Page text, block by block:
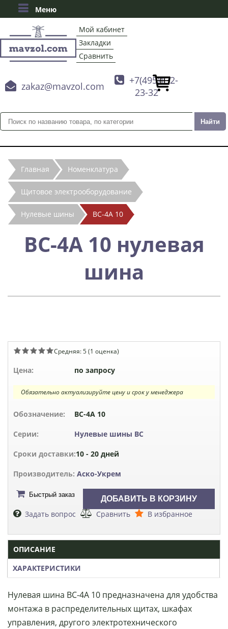
Меню
Мой кабинет
Закладки
Сравнить
 zakaz@mavzol.com
 +7(495)132-
23-32
Главная Номенклатура
Щитовое электрооборудование
Нулевые шины ВС-4А 10
ВС-4А 10 нулевая
шина
Средняя:5(1 оценка)
Цена: по запросу
Обязательно актуализируйте цену и срок у менеджера
Обозначение: ВС-4А 10
Серии: Нулевые шины ВС
Сроки доставки:10 - 20 дней
Производитель: Аско-Укрем
Быстрый заказ
Задать вопрос Сравнить В избранное
ОПИСАНИЕ
ХАРАКТЕРИСТИКИ
Нулевая шина ВС-4А 10 предназначена для удобства
монтажа в распределительных щитах, шкафах
управления, другого электротехнического